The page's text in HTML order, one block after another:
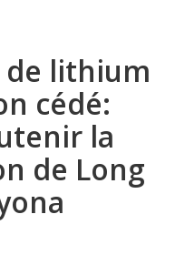
de lithium
cédé:
la
de Long